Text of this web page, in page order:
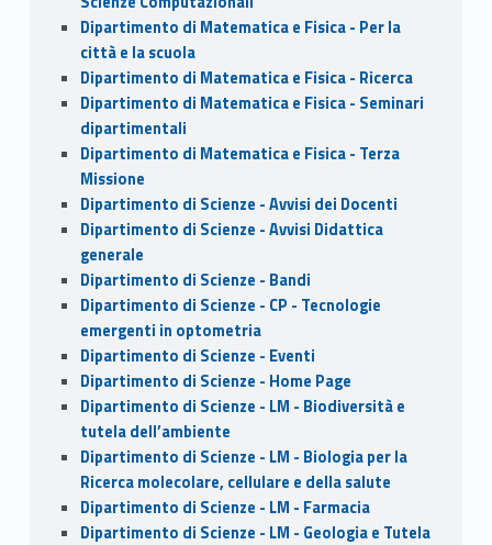
Dipartimento di Matematica e Fisica - Per la
città e la scuola
Dipartimento di Matematica e Fisica - Ricerca
Dipartimento di Matematica e Fisica - Seminari
dipartimentali
Dipartimento di Matematica e Fisica - Terza
Missione
Dipartimento di Scienze - Avvisi dei Docenti
Dipartimento di Scienze - Avvisi Didattica
generale
Dipartimento di Scienze - Bandi
Dipartimento di Scienze - CP - Tecnologie
emergenti in optometria
Dipartimento di Scienze - Eventi
Dipartimento di Scienze - Home Page
Dipartimento di Scienze - LM - Biodiversità e
tutela dell’ambiente
Dipartimento di Scienze - LM - Biologia per la
Ricerca molecolare, cellulare e della salute
Dipartimento di Scienze - LM - Farmacia
Dipartimento di Scienze - LM - Geologia e Tutela